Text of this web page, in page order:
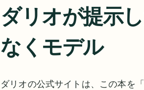
ダリオが提示
なくモデル
ダリオの公式サイトは、この本を